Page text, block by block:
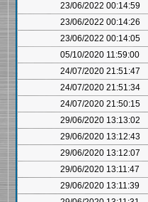
23/06/2022 00:14:59
23/06/2022 00:14:26
23/06/2022 00:14:05
05/10/2020 11:59:00
24/07/2020 21:51:47
24/07/2020 21:51:34
24/07/2020 21:50:15
29/06/2020 13:13:02
29/06/2020 13:12:43
29/06/2020 13:12:07
29/06/2020 13:11:47
29/06/2020 13:11:39